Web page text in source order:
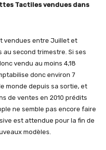
Tactiles vendues dans
vendues entre Juillet et
au second trimestre. Si ses
vendu au moins 4,18
donc environ 7
monde depuis sa sortie, et
de ventes en 2010 prédits
ne semble pas encore faire
est attendue pour la fin de
modèles.